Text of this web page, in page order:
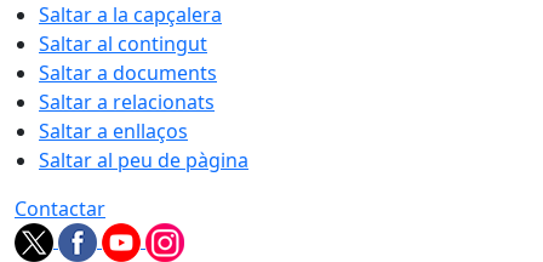
Saltar a la capçalera
Saltar al contingut
Saltar a documents
Saltar a relacionats
Saltar a enllaços
Saltar al peu de pàgina
Contactar